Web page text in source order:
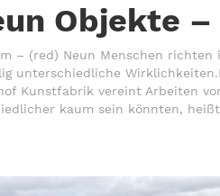
Objekte
– (red) Neun Menschen
unterschiedliche
Kunstfabrik vereint Arbeiten
kaum sein könnten,